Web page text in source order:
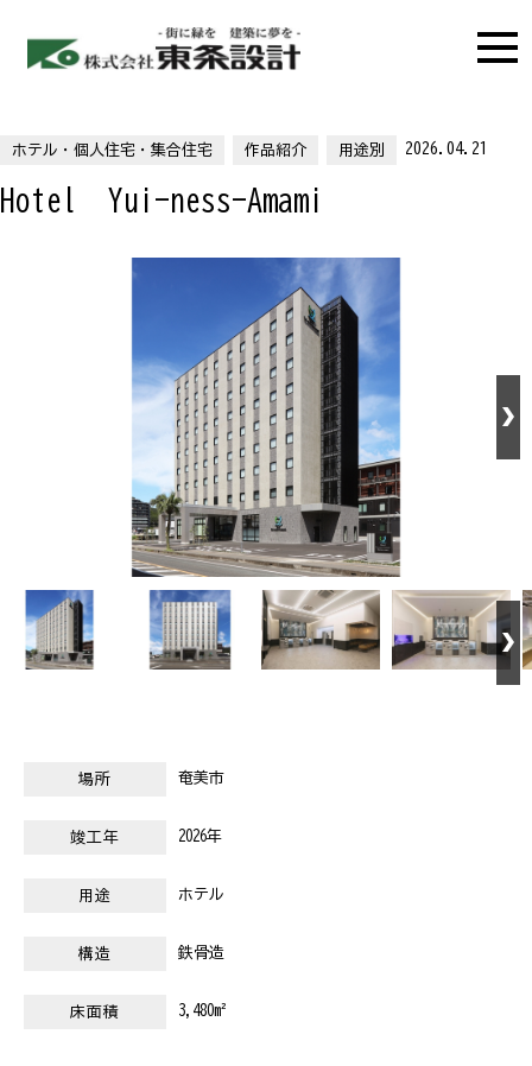
ホテル・個人住宅・集合住宅 作品紹介 用途別 2026.04.21
Hotel Yui-ness-Amami
場所 奄美市
竣工年 2026年
用途 ホテル
構造 鉄骨造
床面積 3,480m²